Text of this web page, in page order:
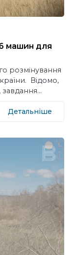
машин для
розмінування
Відомо,
завдання…
Детальніше